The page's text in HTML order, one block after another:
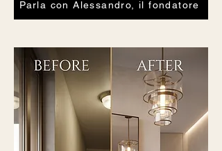
Parla con Alessandro, il fondatore